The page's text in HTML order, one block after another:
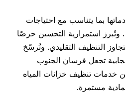
بما يتناسب مع احتياجات
استمرارية التحسين حرصًا
التنظيف التقليدي. وتُرسّخ
تجعل فرسان الجنوب
تنظيف خزانات المياه
مستمرة.